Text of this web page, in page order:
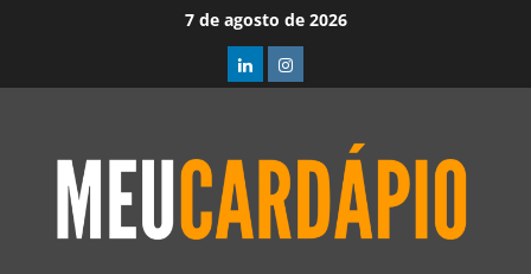
7 de agosto de 2026